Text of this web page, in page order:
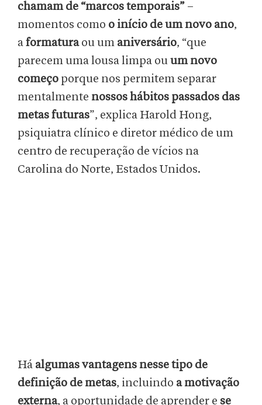
chamam de “marcos temporais” –
momentos como o início de um novo ano,
aformaturaou um aniversário, “que
parecem uma lousa limpa ouum novo
começo porque nos permitem separar
mentalmente nossos hábitos passados das
metas futuras”, explica Harold Hong,
psiquiatra clínico e diretor médico de um
centro de recuperação de vícios na
Carolina do Norte, Estados Unidos.
Há algumas vantagens nesse tipo de
definição de metas, incluindo a motivação
externa, a oportunidade de aprender e se